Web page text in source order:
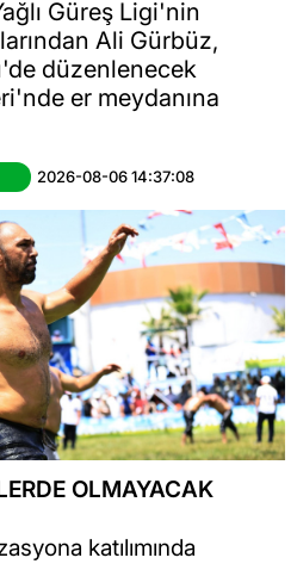
Güreş Ligi'nin
Ali Gürbüz,
düzenlenecek
er meydanına
2026-08-06 14:37:08
OLMAYACAK
katılımında